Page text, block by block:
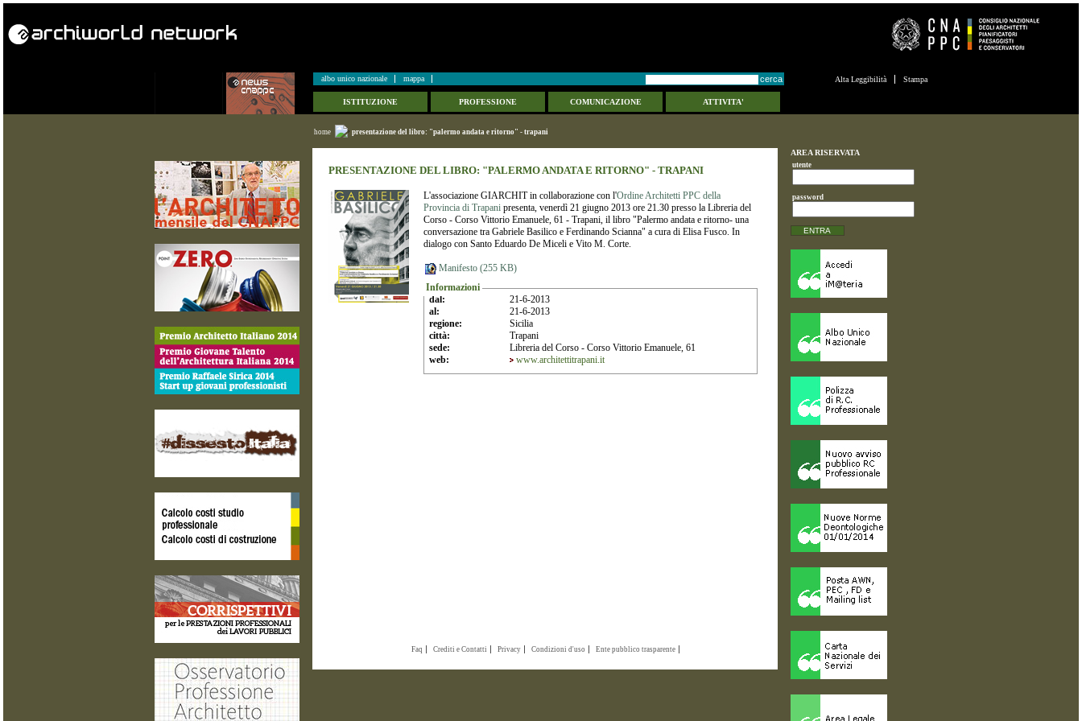
albo unico nazionale mappa
ISTITUZIONE PROFESSIONE COMUNICAZIONE ATTIVITA'
Alta Leggibilità Stampa
home presentazione del libro: "palermo andata e ritorno" - trapani
PRESENTAZIONE DEL LIBRO: "PALERMO ANDATA E RITORNO" - TRAPANI
L'associazione GIARCHIT in collaborazione con l'Ordine Architetti PPC della
Provincia di Trapani presenta, venerdì 21 giugno 2013 ore 21.30 presso la Libreria del
Corso - Corso Vittorio Emanuele, 61 - Trapani, il libro "Palermo andata e ritorno- una
conversazione tra Gabriele Basilico e Ferdinando Scianna" a cura di Elisa Fusco. In
dialogo con Santo Eduardo De Miceli e Vito M. Corte.
Manifesto (255 KB)
Informazioni
dal:
21-6-2013
al:
21-6-2013
regione:
Sicilia
città:
Trapani
sede:
Libreria del Corso - Corso Vittorio Emanuele, 61
web:
www.architettitrapani.it
Faq Crediti e Contatti Privacy Condizioni d'uso Ente pubblico trasparente
AREA RISERVATA
utente
password